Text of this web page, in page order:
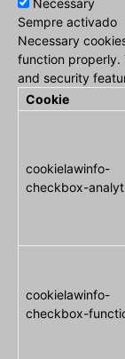
Necessary
Sempre activado
Necessary
function properly.
and security
Cookie
cookielawinfo-
checkbox-
cookielawinfo-
checkbox-